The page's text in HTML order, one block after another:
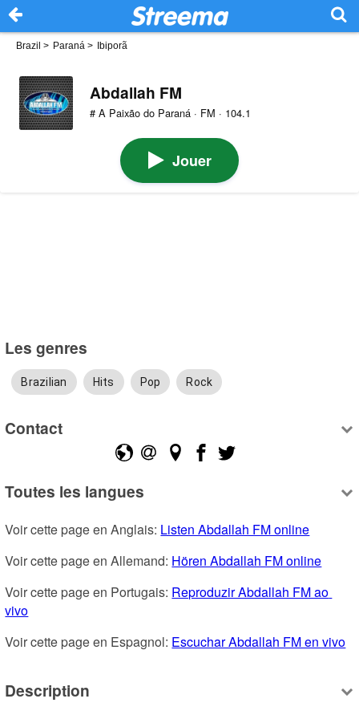
Brazil > Paraná > Ibiporã
Abdallah FM
# A Paixão do Paraná · FM · 104.1
Jouer
Les genres
Brazilian Hits Pop Rock
Contact
Toutes les langues
Voir cette page en Anglais: Listen Abdallah FM online
Voir cette page en Allemand: Hören Abdallah FM online
Voir cette page en Portugais: Reproduzir Abdallah FM ao
vivo
Voir cette page en Espagnol: Escuchar Abdallah FM en vivo
Description